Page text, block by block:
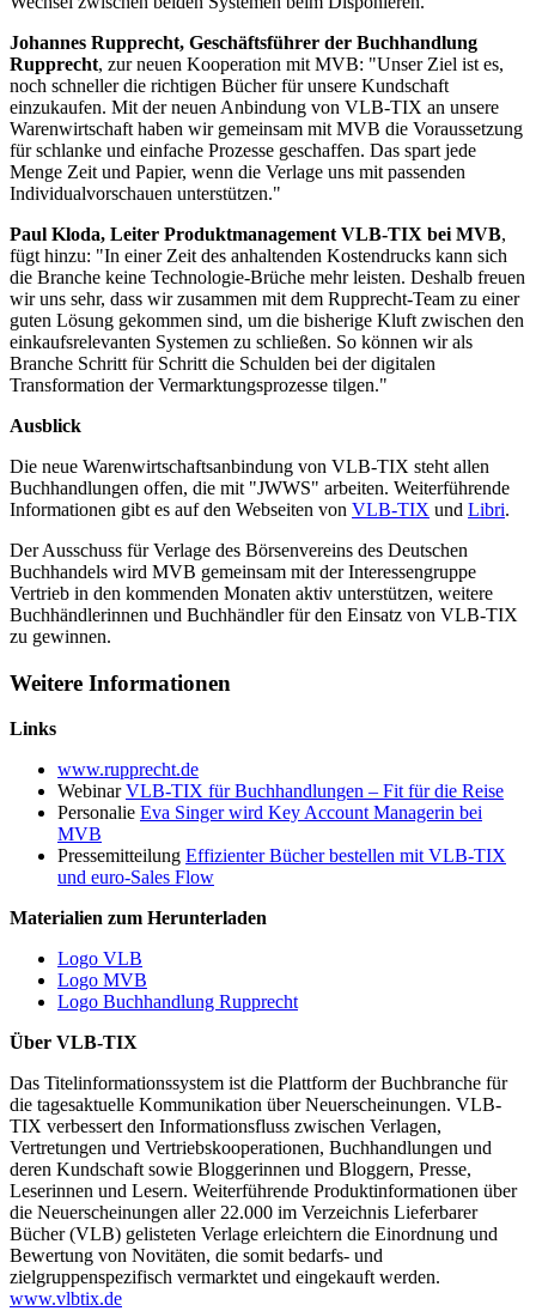
Johannes Rupprecht, Geschäftsführer der Buchhandlung
Rupprecht, zur neuen Kooperation mit MVB: "Unser Ziel ist es,
noch schneller die richtigen Bücher für unsere Kundschaft
einzukaufen. Mit der neuen Anbindung von VLB-TIX an unsere
Warenwirtschaft haben wir gemeinsam mit MVB die Voraussetzung
für schlanke und einfache Prozesse geschaffen. Das spart jede
Menge Zeit und Papier, wenn die Verlage uns mit passenden
Individualvorschauen unterstützen."
Paul Kloda, Leiter Produktmanagement VLB-TIX bei MVB,
fügt hinzu: "In einer Zeit des anhaltenden Kostendrucks kann sich
die Branche keine Technologie-Brüche mehr leisten. Deshalb freuen
wir uns sehr, dass wir zusammen mit dem Rupprecht-Team zu einer
guten Lösung gekommen sind, um die bisherige Kluft zwischen den
einkaufsrelevanten Systemen zu schließen. So können wir als
Branche Schritt für Schritt die Schulden bei der digitalen
Transformation der Vermarktungsprozesse tilgen."
Ausblick
Die neue Warenwirtschaftsanbindung von VLB-TIX steht allen
Buchhandlungen offen, die mit "JWWS" arbeiten. Weiterführende
Informationen gibt es auf den Webseiten von VLB-TIX und Libri.
Der Ausschuss für Verlage des Börsenvereins des Deutschen
Buchhandels wird MVB gemeinsam mit der Interessengruppe
Vertrieb in den kommenden Monaten aktiv unterstützen, weitere
Buchhändlerinnen und Buchhändler für den Einsatz von VLB-TIX
zu gewinnen.
Weitere Informationen
Links
www.rupprecht.de
WebinarVLB-TIX für Buchhandlungen – Fit für die Reise
Personalie Eva Singer wird Key Account Managerin bei
MVB
Pressemitteilung Effizienter Bücher bestellen mit VLB-TIX
und euro-Sales Flow
Materialien zum Herunterladen
Logo VLB
Logo MVB
Logo Buchhandlung Rupprecht
Über VLB-TIX
Das Titelinformationssystem ist die Plattform der Buchbranche für
die tagesaktuelle Kommunikation über Neuerscheinungen. VLB-
TIX verbessert den Informationsfluss zwischen Verlagen,
Vertretungen und Vertriebskooperationen, Buchhandlungen und
deren Kundschaft sowie Bloggerinnen und Bloggern, Presse,
Leserinnen und Lesern. Weiterführende Produktinformationen über
die Neuerscheinungen aller 22.000 im Verzeichnis Lieferbarer
Bücher (VLB) gelisteten Verlage erleichtern die Einordnung und
Bewertung von Novitäten, die somit bedarfs- und
zielgruppenspezifisch vermarktet und eingekauft werden.
www.vlbtix.de